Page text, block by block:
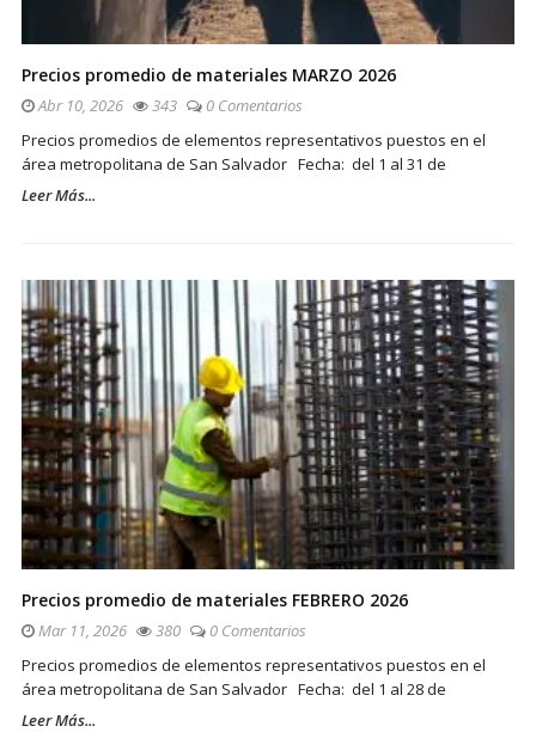
Precios promedio de materiales MARZO 2026
Abr 10, 2026 343
0 Comentarios
Precios promedios de elementos representativos puestos en el
área metropolitana de San Salvador Fecha: del 1 al 31 de
Leer Más...
Precios promedio de materiales FEBRERO 2026
Mar 11, 2026 380
0 Comentarios
Precios promedios de elementos representativos puestos en el
área metropolitana de San Salvador Fecha: del 1 al 28 de
Leer Más...